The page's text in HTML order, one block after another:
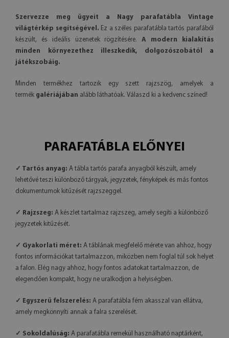
Szervezze meg ügyeit a Nagy parafatábla Vintage
világtérkép segítségével. Ez a széles parafatábla tartós parafából
készült, és ideális üzenetek rögzítésére.A modern kialakítás
minden környezethez illeszkedik, dolgozószobától a
játékszobáig.
Minden termékhez tartozik egy szett rajzszög, amelyek a
termék galériájában alább láthatóak. Válaszd ki a kedvenc színed!
PARAFATÁBLA ELŐNYEI
✓ Tartós anyag: A tábla tartós parafa anyagból készült, amely
lehetővé teszi különböző tárgyak, jegyzetek, fényképek és más fontos
dokumentumok kitűzését rajzszeggel.
✓ Rajzszeg: A készlet tartalmaz rajzszeg, amely segíti a különböző
jegyzetek kitűzését.
✓ Gyakorlati méret: A táblának megfelelő mérete van ahhoz, hogy
fontos információkat tartalmazzon, miközben nem foglal túl sok helyet
a falon. Elég nagy ahhoz, hogy fontos adatokat tartalmazzon, de
elegendően kompakt, hogy ne uralkodjon a helyiségben.
✓ Egyszerű felszerelés: A parafatábla fém akasszal van ellátva,
amely megkönnyíti annak a falra szerelését.
✓ Sokoldalúság: A parafatábla remekül használható naptárként,